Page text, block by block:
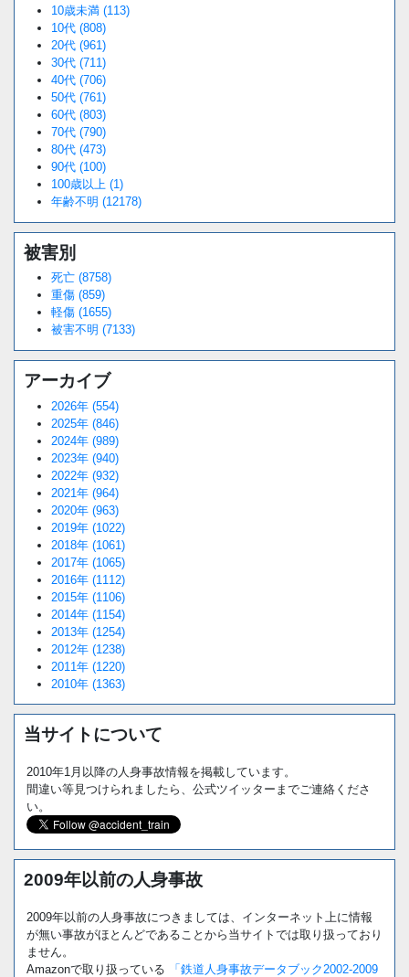
10歳未満 (113)
10代 (808)
20代 (961)
30代 (711)
40代 (706)
50代 (761)
60代 (803)
70代 (790)
80代 (473)
90代 (100)
100歳以上 (1)
年齢不明 (12178)
被害別
死亡 (8758)
重傷 (859)
軽傷 (1655)
被害不明 (7133)
アーカイブ
2026年 (554)
2025年 (846)
2024年 (989)
2023年 (940)
2022年 (932)
2021年 (964)
2020年 (963)
2019年 (1022)
2018年 (1061)
2017年 (1065)
2016年 (1112)
2015年 (1106)
2014年 (1154)
2013年 (1254)
2012年 (1238)
2011年 (1220)
2010年 (1363)
当サイトについて
2010年1月以降の人身事故情報を掲載しています。
間違い等見つけられましたら、公式ツイッターまでご連絡くださ
い。
2009年以前の人身事故
2009年以前の人身事故につきましては、インターネット上に情報
が無い事故がほとんどであることから当サイトでは取り扱っており
ません。
Amazonで取り扱っている
「鉄道人身事故データブック2002-2009